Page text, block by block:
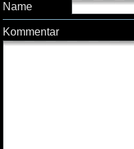
Name
Kommentar